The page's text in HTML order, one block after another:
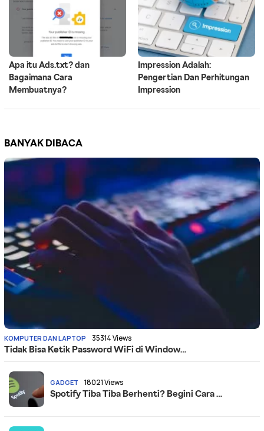
Apa itu Ads.txt? dan
Bagaimana Cara
Membuatnya?
Impression Adalah:
Pengertian Dan Perhitungan
Impression
BANYAK DIBACA
KOMPUTER DAN LAPTOP 35314 Views
Tidak Bisa Ketik Password WiFi di Window…
GADGET 18021 Views
Spotify Tiba Tiba Berhenti? Begini Cara …